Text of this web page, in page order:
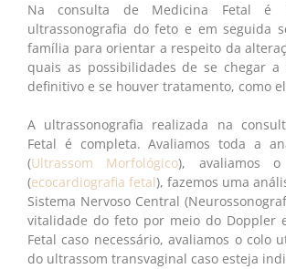
Na consulta de Medicina Fetal é
ultrassonografia do feto e em seguida
família para orientar a respeito da
quais as possibilidades de se chegar a
definitivo e se houver tratamento, como
A ultrassonografia realizada na
Fetal é completa. Avaliamos toda a
(Ultrassom Morfológico), avaliamos
(ecocardiografia fetal), fazemos uma
Sistema Nervoso Central
vitalidade do feto por meio do Doppler
Fetal caso necessário, avaliamos o colo
do ultrassom transvaginal caso esteja